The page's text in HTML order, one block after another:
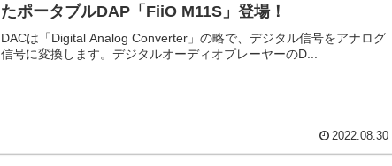
たポータブルDAP「FiiO M11S」登場！
DACは「Digital Analog Converter」の略で、デジタル信号をアナログ
信号に変換します。デジタルオーディオプレーヤーのD...
2022.08.30